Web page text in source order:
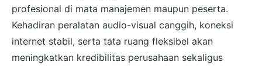
profesional di mata manajemen maupun peserta.
Kehadiran peralatan audio-visual canggih, koneksi
internet stabil, serta tata ruang fleksibel akan
meningkatkan kredibilitas perusahaan sekaligus